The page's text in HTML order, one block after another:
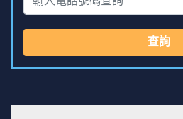
查詢